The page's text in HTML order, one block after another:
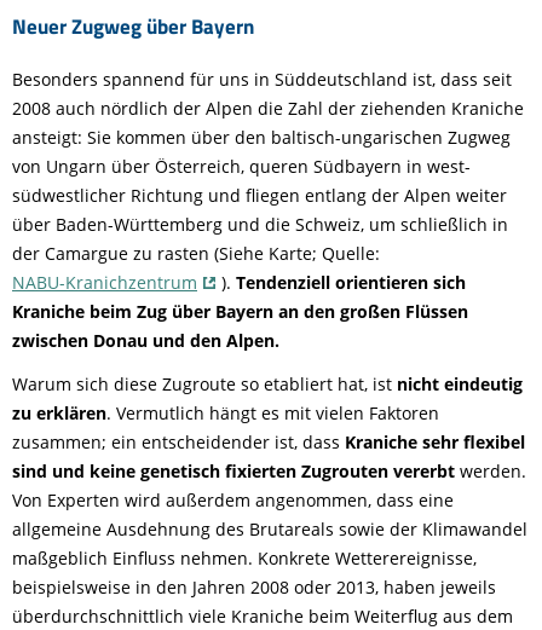
Neuer Zugweg über Bayern
Besonders spannend für uns in Süddeutschland ist, dass seit
2008 auch nördlich der Alpen die Zahl der ziehenden Kraniche
ansteigt: Sie kommen über den baltisch-ungarischen Zugweg
von Ungarn über Österreich, queren Südbayern in west-
südwestlicher Richtung und fliegen entlang der Alpen weiter
über Baden-Württemberg und die Schweiz, um schließlich in
der Camargue zu rasten (Siehe Karte; Quelle:
NABU-Kranichzentrum
). Tendenziell orientieren sich
Kraniche beim Zug über Bayern an den großen Flüssen
zwischen Donau und den Alpen.
Warum sich diese Zugroute so etabliert hat, ist nicht eindeutig
zu erklären. Vermutlich hängt es mit vielen Faktoren
zusammen; ein entscheidender ist, dass Kraniche sehr flexibel
sind und keine genetisch fixierten Zugrouten vererbt werden.
Von Experten wird außerdem angenommen, dass eine
allgemeine Ausdehnung des Brutareals sowie der Klimawandel
maßgeblich Einfluss nehmen. Konkrete Wetterereignisse,
beispielsweise in den Jahren 2008 oder 2013, haben jeweils
überdurchschnittlich viele Kraniche beim Weiterflug aus dem